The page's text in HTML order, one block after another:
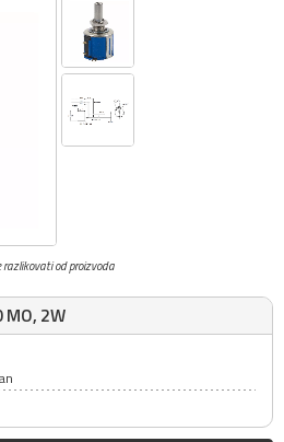
razlikovati od proizvoda
2W